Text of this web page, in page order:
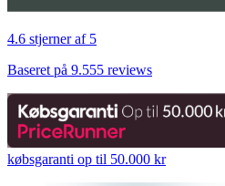
4.6 stjerner af 5
Baseret på 9.555 reviews
købsgaranti op til 50.000 kr